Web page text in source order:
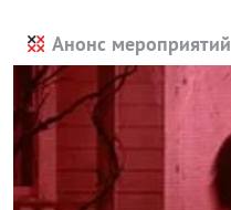
Анонс мероприятий